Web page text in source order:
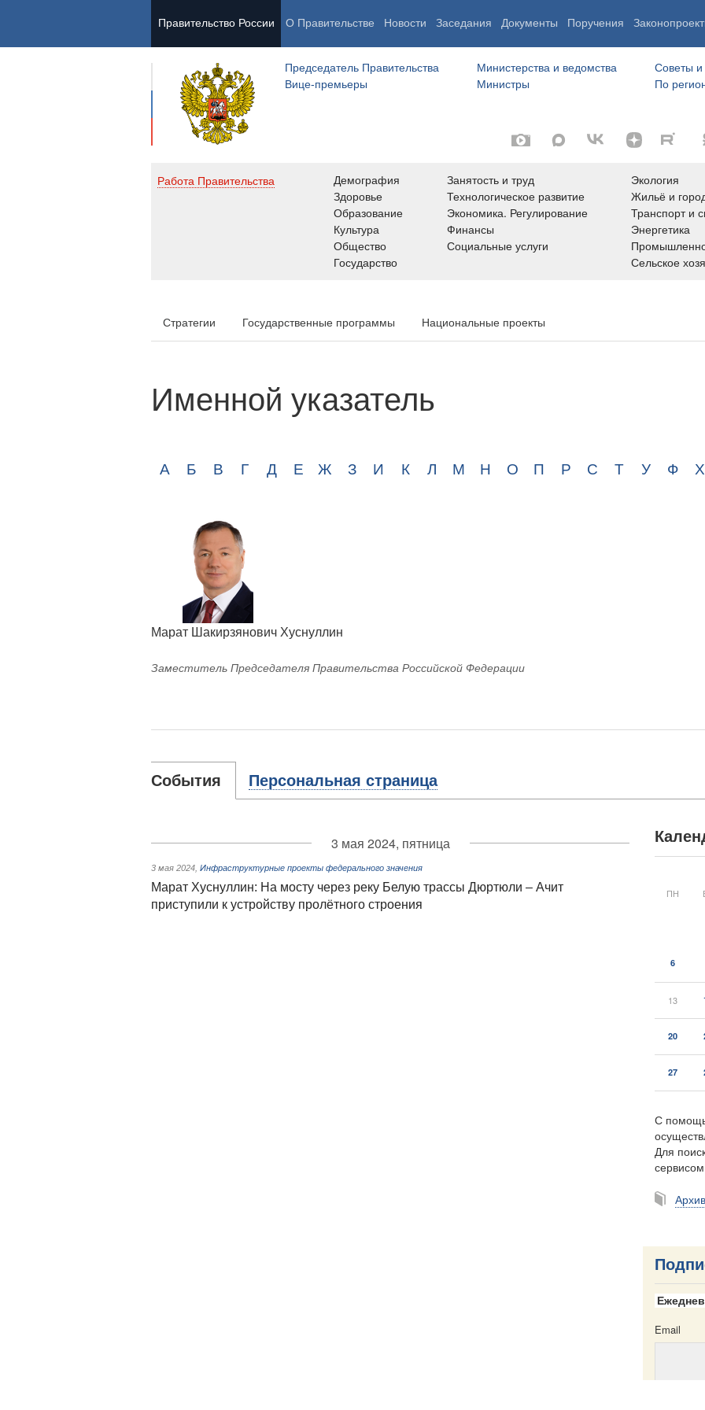
Правительство России О Правительстве Новости Заседания Документы Поручения
Председатель Правительства
Вице-премьеры
Министерства и ведомства
Министры
Советы и
По
Работа Правительства
Демография
Здоровье
Образование
Культура
Общество
Государство
Занятость и труд
Технологическое развитие
Экономика. Регулирование
Финансы
Социальные услуги
Экология
Жильё и
Транспорт и
Энергетика
Сельское
Стратегии Государственные программы Национальные проекты
Именной указатель
А Б В Г Д Е Ж З И К Л М Н О П Р С Т У Ф Х
Марат Шакирзянович Хуснуллин
Заместитель Председателя Правительства Российской Федерации
События Персональная страница
3 мая 2024, пятница
3 мая 2024 Инфраструктурные проекты федерального значения
Марат Хуснуллин: На мосту через реку Белую трассы Дюртюли – Ачит
приступили к устройству пролётного строения
ПН
6
13
20
27
С
Для
сервисом
Архив
Email